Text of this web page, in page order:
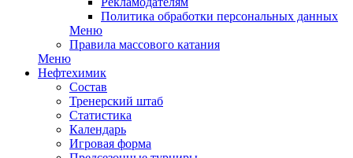
Политика обработки персональных данных
Меню
Правила массового катания
Меню
Нефтехимик
Состав
Тренерский штаб
Статистика
Календарь
Игровая форма